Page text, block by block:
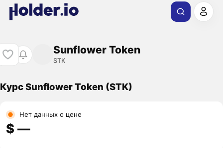
Sunflower Token
STK
Курс Sunflower Token (STK)
Нет данных о цене
$ ―